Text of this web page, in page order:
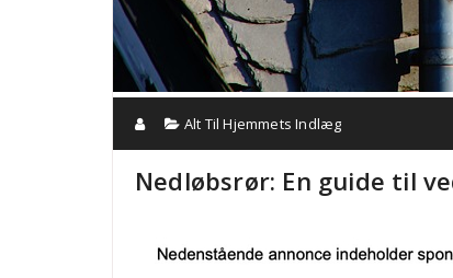
Alt Til Hjemmets Indlæg
Nedløbsrør: En guide til